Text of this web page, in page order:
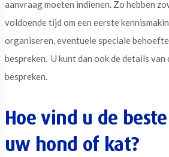
aanvraag moeten indienen. Zo hebben
voldoende tijd om een eerste
organiseren, eventuele speciale
bespreken. U kunt dan ook de details
bespreken.
Hoe vind u de
uw hond of kat?